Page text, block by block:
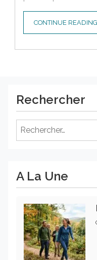
CONTINUE READING
Rechercher
Rechercher :
A La Une